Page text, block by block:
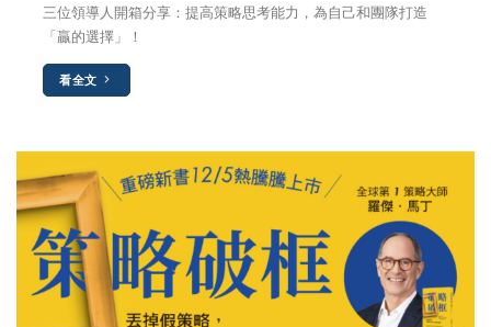
三位領導人開箱分享：提高策略思考能力，為自己和團隊打造
「贏的選擇」！
看全文